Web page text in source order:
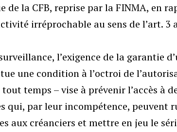
de la CFB, reprise par la FINMA, en
irréprochable au sens de l’art. 3
l’exigence de la garantie
une condition à l’octroi de
temps – vise à prévenir l’accès à
qui, par leur incompétence, peuvent
aux créanciers et mettre en jeu le